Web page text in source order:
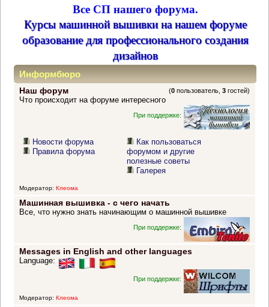
Все СП нашего форума.
Курсы машинной вышивки на нашем форуме
образование для профессионального создания
дизайнов
Информбюро
Наш форум (0 пользователь,3 гостей)
Что происходит на форуме интересного
При поддержке:
Новости форума
Правила форума
Как пользоваться
форумом и другие
полезные советы
Галерея
Модератор: Клеома
Машинная вышивка - с чего начать
Все, что нужно знать начинающим о машинной вышивке
При поддержке:
Messages in English and other languages
Language:
При поддержке:
Модератор: Клеома